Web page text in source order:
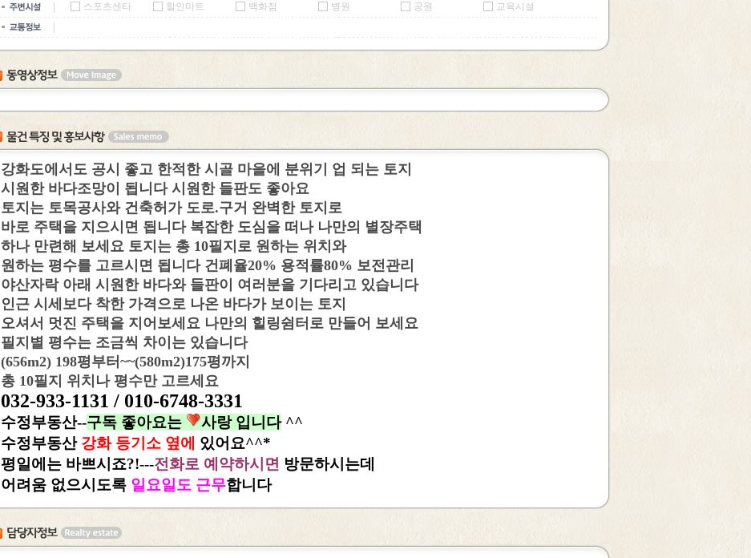
스포츠센타
할인마트 백화점 병원 공원 교육시설
강화도에서도 공시 좋고 한적한 시골 마을에 분위기 업 되는 토지
시원한 바다조망이 됩니다 시원한 들판도 좋아요
토지는 토목공사와 건축허가 도로.구거 완벽한 토지로
바로 주택을 지으시면 됩니다 복잡한 도심을 떠나 나만의 별장주택
하나 만련해 보세요 토지는 총 10필지로 원하는 위치와
원하는 평수를 고르시면 됩니다 건폐율20% 용적률80% 보전관리
야산자락 아래 시원한 바다와 들판이 여러분을 기다리고 있습니다
인근 시세보다 착한 가격으로 나온 바다가 보이는 토지
오셔서 멋진 주택을 지어보세요 나만의 힐링쉼터로 만들어 보세요
필지별 평수는 조금씩 차이는 있습니다
(656m2) 198평부터~~(580m2)175평까지
총 10필지 위치나 평수만 고르세요
032-933-1131 / 010-6748-3331
수정부동산--구독 좋아요는 사랑 입니다^^
수정부동산 강화 등기소 옆에 있어요^^*
평일에는 바쁘시죠?!---전화로 예약하시면 방문하시는데
어려움 없으시도록 일요일도 근무합니다